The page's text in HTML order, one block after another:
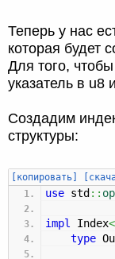
Теперь у нас
которая будет
Для того,
указатель в u8
Создадим
структуры:
[копировать]
use std ::
impl Index<
type